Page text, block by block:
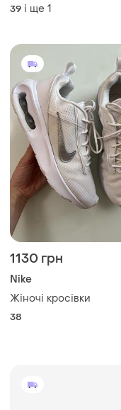
39 і ще 1
1130 грн
Nike
Жіночі кросівки
38